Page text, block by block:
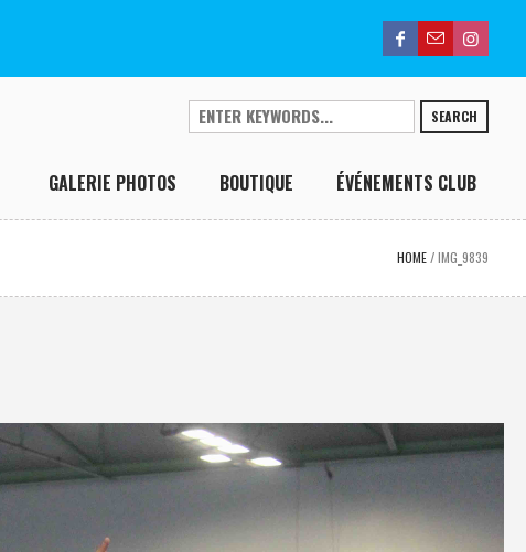
SEARCH
GALERIE PHOTOS BOUTIQUE ÉVÉNEMENTS CLUB
HOME /IMG_9839